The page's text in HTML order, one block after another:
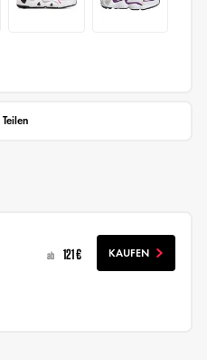
Teilen
ab 121 € KAUFEN